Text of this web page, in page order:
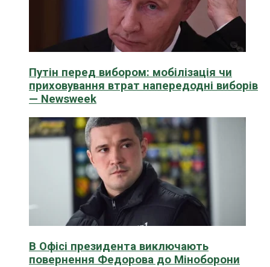
Путін перед вибором: мобілізація чи
приховування втрат напередодні виборів
— Newsweek
В Офісі президента виключають
повернення Федорова до Міноборони